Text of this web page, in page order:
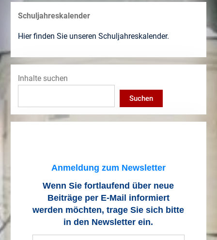
Schuljahreskalender
Hier finden Sie unseren Schuljahreskalender.
Inhalte suchen
Suchen
Anmeldung zum Newsletter
Wenn Sie fortlaufend über neue
Beiträge per E-Mail informiert
werden möchten, trage Sie sich bitte
in den Newsletter ein.